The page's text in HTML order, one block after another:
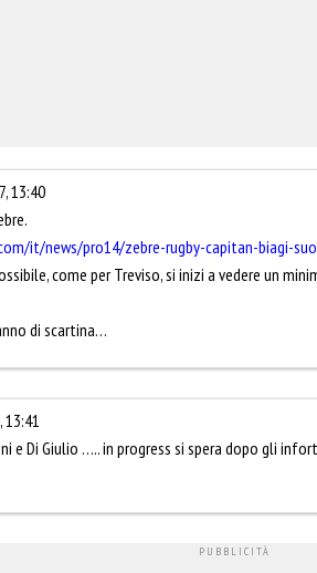
13:40
it/news/pro14/zebre-rugby-capitan-biagi-
come per Treviso, si inizi a vedere un
di scartina…
e Di Giulio ….. in progress si spera dopo gli